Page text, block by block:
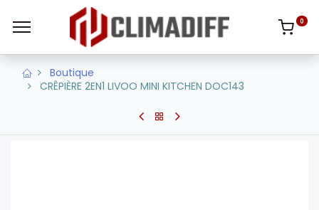
0
Boutique
CRÊPIÈRE 2EN1 LIVOO MINI KITCHEN DOC143